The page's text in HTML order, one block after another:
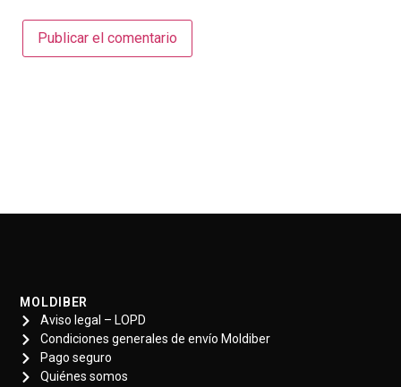
MOLDIBER
Aviso legal – LOPD
Condiciones generales de envío Moldiber
Pago seguro
Quiénes somos